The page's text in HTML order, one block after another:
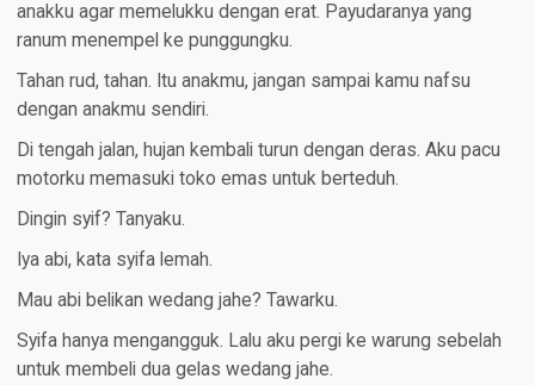
anakku agar memelukku dengan erat. Payudaranya yang
ranum menempel ke punggungku.
Tahan rud, tahan. Itu anakmu, jangan sampai kamu nafsu
dengan anakmu sendiri.
Di tengah jalan, hujan kembali turun dengan deras. Aku pacu
motorku memasuki toko emas untuk berteduh.
Dingin syif? Tanyaku.
Iya abi, kata syifa lemah.
Mau abi belikan wedang jahe? Tawarku.
Syifa hanya mengangguk. Lalu aku pergi ke warung sebelah
untuk membeli dua gelas wedang jahe.